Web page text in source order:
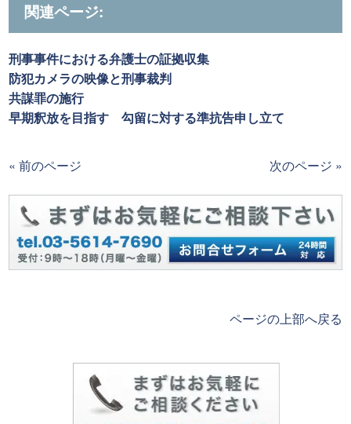
関連ページ:
刑事事件における弁護士の証拠収集
防犯カメラの映像と刑事裁判
共謀罪の施行
早期釈放を目指す 勾留に対する準抗告申し立て
« 前のページ 次のページ »
ページの上部へ戻る